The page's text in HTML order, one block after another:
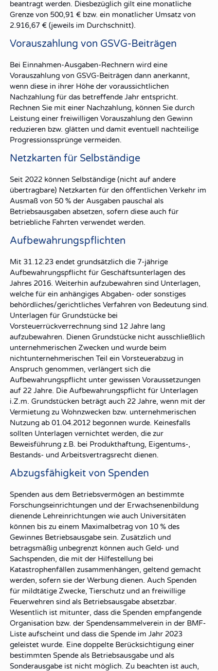
beantragt werden. Diesbezüglich gilt eine monatliche
Grenze von 500,91 € bzw. ein monatlicher Umsatz von
2.916,67 € (jeweils im Durchschnitt).
Vorauszahlung von GSVG-Beiträgen
Bei Einnahmen-Ausgaben-Rechnern wird eine
Vorauszahlung von GSVG-Beiträgen dann anerkannt,
wenn diese in ihrer Höhe der voraussichtlichen
Nachzahlung für das betreffende Jahr entspricht.
Rechnen Sie mit einer Nachzahlung, können Sie durch
Leistung einer freiwilligen Vorauszahlung den Gewinn
reduzieren bzw. glätten und damit eventuell nachteilige
Progressionssprünge vermeiden.
Netzkarten für Selbständige
Seit 2022 können Selbständige (nicht auf andere
übertragbare) Netzkarten für den öffentlichen Verkehr im
Ausmaß von 50 % der Ausgaben pauschal als
Betriebsausgaben absetzen, sofern diese auch für
betriebliche Fahrten verwendet werden.
Aufbewahrungspflichten
Mit 31.12.23 endet grundsätzlich die 7-jährige
Aufbewahrungspflicht für Geschäftsunterlagen des
Jahres 2016. Weiterhin aufzubewahren sind Unterlagen,
welche für ein anhängiges Abgaben- oder sonstiges
behördliches/gerichtliches Verfahren von Bedeutung sind.
Unterlagen für Grundstücke bei
Vorsteuerrückverrechnung sind 12 Jahre lang
aufzubewahren. Dienen Grundstücke nicht ausschließlich
unternehmerischen Zwecken und wurde beim
nichtunternehmerischen Teil ein Vorsteuerabzug in
Anspruch genommen, verlängert sich die
Aufbewahrungspflicht unter gewissen Voraussetzungen
auf 22 Jahre. Die Aufbewahrungspflicht für Unterlagen
i.Z.m. Grundstücken beträgt auch 22 Jahre, wenn mit der
Vermietung zu Wohnzwecken bzw. unternehmerischen
Nutzung ab 01.04.2012 begonnen wurde. Keinesfalls
sollten Unterlagen vernichtet werden, die zur
Beweisführung z.B. bei Produkthaftung, Eigentums-,
Bestands- und Arbeitsvertragsrecht dienen.
Abzugsfähigkeit von Spenden
Spenden aus dem Betriebsvermögen an bestimmte
Forschungseinrichtungen und der Erwachsenenbildung
dienende Lehreinrichtungen wie auch Universitäten
können bis zu einem Maximalbetrag von 10 % des
Gewinnes Betriebsausgabe sein. Zusätzlich und
betragsmäßig unbegrenzt können auch Geld- und
Sachspenden, die mit der Hilfestellung bei
Katastrophenfällen zusammenhängen, geltend gemacht
werden, sofern sie der Werbung dienen. Auch Spenden
für mildtätige Zwecke, Tierschutz und an freiwillige
Feuerwehren sind als Betriebsausgabe absetzbar.
Wesentlich ist mitunter, dass die Spenden empfangende
Organisation bzw. der Spendensammelverein in der BMF-
Liste aufscheint und dass die Spende im Jahr 2023
geleistet wurde. Eine doppelte Berücksichtigung einer
bestimmten Spende als Betriebsausgabe und als
Sonderausgabe ist nicht möglich. Zu beachten ist auch,